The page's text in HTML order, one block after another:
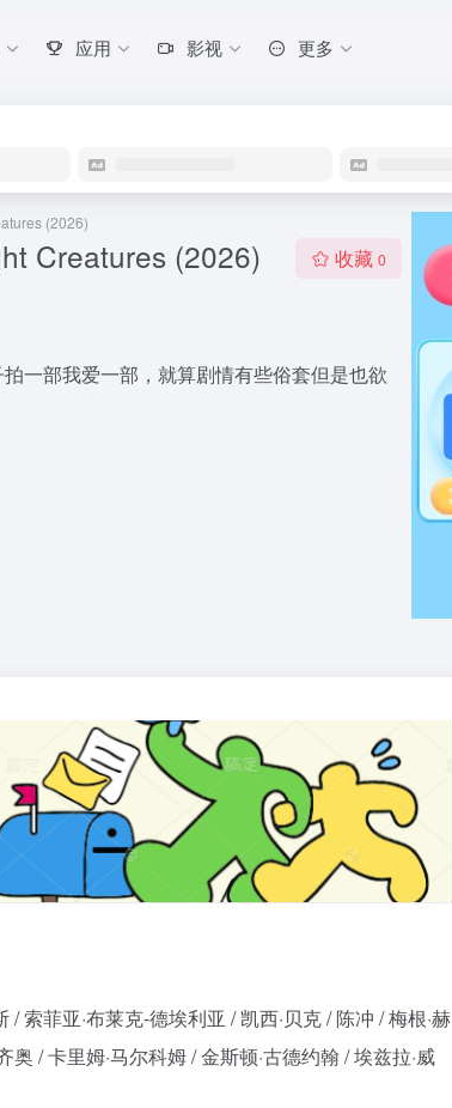
应用 影视 更多
(2026)
Creatures (2026) 收藏 0
一部我爱一部，就算剧情有些俗套但是也欲
/ 索菲亚·布莱克-德埃利亚 / 凯西·贝克 / 陈冲 / 梅根·赫
/ 卡里姆·马尔科姆 / 金斯顿·古德约翰 / 埃兹拉·威